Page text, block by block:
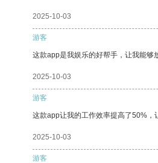
2025-10-03
游客
这款app是我娱乐的好帮手，让我能够
2025-10-03
游客
这款app让我的工作效率提高了50%，
2025-10-03
游客